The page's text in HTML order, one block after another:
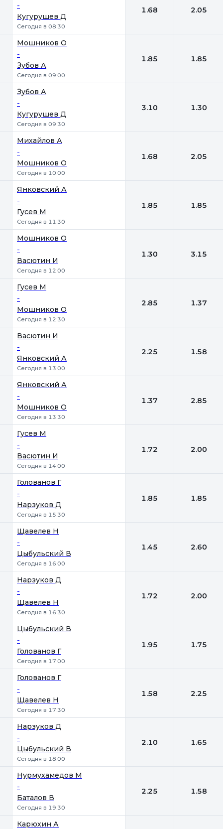
-
Кугурушев Д
Сегодня в 08:30
1.68 2.05
Мошников О
-
Зубов А
Сегодня в 09:00
1.85 1.85
Зубов А
-
Кугурушев Д
Сегодня в 09:30
3.10 1.30
Михайлов А
-
Мошников О
Сегодня в 10:00
1.68 2.05
Янковский А
-
Гусев М
Сегодня в 11:30
1.85 1.85
Мошников О
-
Васютин И
Сегодня в 12:00
1.30 3.15
Гусев М
-
Мошников О
Сегодня в 12:30
2.85 1.37
Васютин И
-
Янковский А
Сегодня в 13:00
2.25 1.58
Янковский А
-
Мошников О
Сегодня в 13:30
1.37 2.85
Гусев М
-
Васютин И
Сегодня в 14:00
1.72 2.00
Голованов Г
-
Нарзуков Д
Сегодня в 15:30
1.85 1.85
Щавелев Н
-
Цыбульский В
Сегодня в 16:00
1.45 2.60
Нарзуков Д
-
Щавелев Н
Сегодня в 16:30
1.72 2.00
Цыбульский В
-
Голованов Г
Сегодня в 17:00
1.95 1.75
Голованов Г
-
Щавелев Н
Сегодня в 17:30
1.58 2.25
Нарзуков Д
-
Цыбульский В
Сегодня в 18:00
2.10 1.65
Нурмухамедов М
-
Баталов В
Сегодня в 19:30
2.25 1.58
Карюхин А